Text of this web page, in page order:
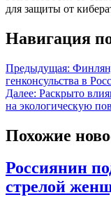
для защиты от
Навигация
Предыдущая:
генконсульства в
Далее: Раскрыто
на экологическую
Похожие
Россиянин
стрелой